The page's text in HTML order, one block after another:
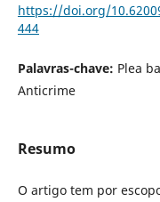
https://doi.org/
444
Palavras-chave: Plea
Anticrime
Resumo
O artigo tem por